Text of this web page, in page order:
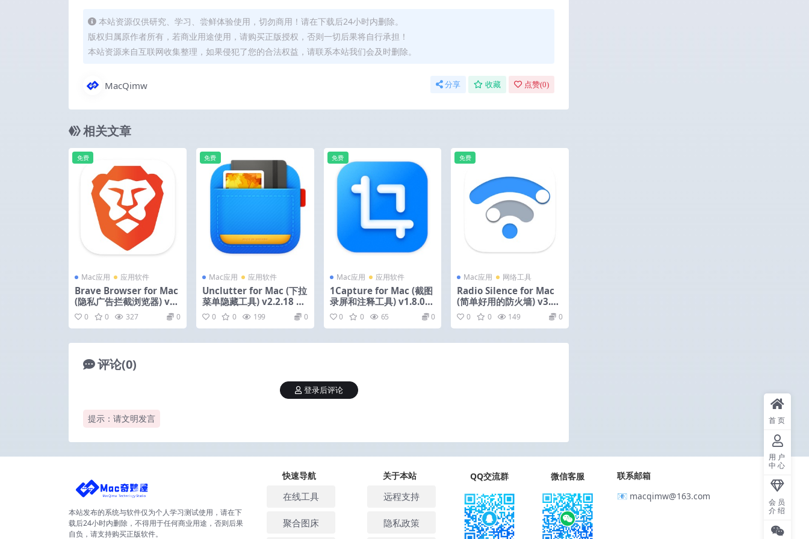
本站资源仅供研究、学习、尝鲜体验使用，切勿商用！请在下载后24小时内删除。
版权归属原作者所有，若商业用途使用，请购买正版授权，否则一切后果将自行承担！
本站资源来自互联网收集整理，如果侵犯了您的合法权益，请联系本站我们会及时删除。
MacQimw 分享 收藏 点赞(0)
相关文章
Mac应用 应用软件
Brave Browser for Mac
(隐私广告拦截浏览器) v1.
73.100 正式版
免费
0 0 327 0
Mac应用 应用软件
Unclutter for Mac (下拉
菜单隐藏工具) v2.2.18 中
文版
免费
0 0 199 0
Mac应用 应用软件
1Capture for Mac (截图
录屏和注释工具) v1.8.0
激活版
免费
0 0 65 0
Mac应用 网络工具
Radio Silence for Mac
(简单好用的防火墙) v3.4
激活版
免费
0 0 149 0
评论(0)
提示：请文明发言
登录后评论
本站发布的系统与软件仅为个人学习测试使用，请在下
载后24小时内删除，不得用于任何商业用途，否则后果
自负，请支持购买正版软件。
快速导航
在线工具
聚合图床
关于本站
远程支持
隐私政策
QQ交流群 微信客服
联系邮箱
📧 macqimw@163.com
首页
用户
中心
会员
介绍